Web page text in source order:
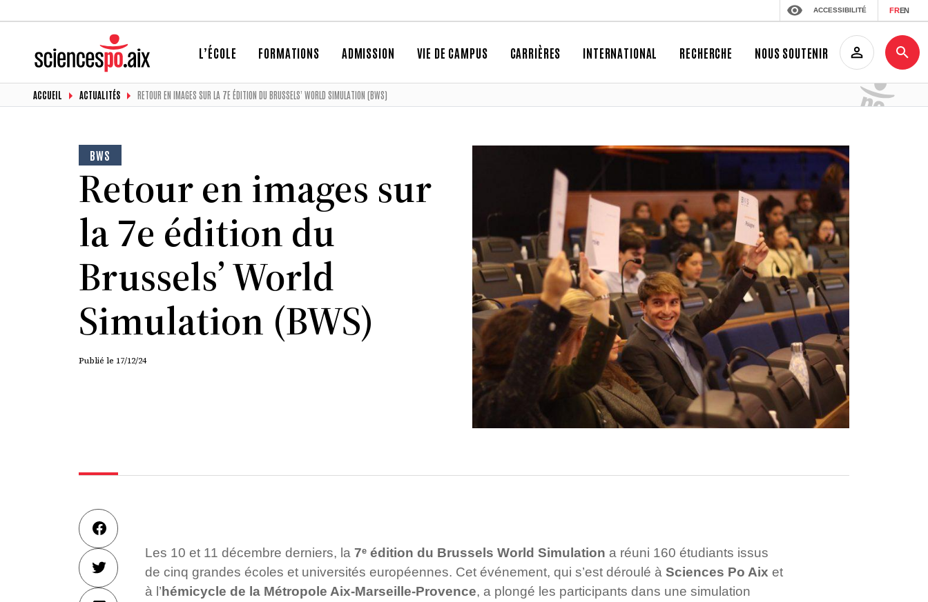
ACCESSIBILITÉ FREN
L’ÉCOLE FORMATIONS ADMISSION VIE DE CAMPUS CARRIÈRES INTERNATIONAL RECHERCHE NOUS SOUTENIR
ACCUEIL ACTUALITÉS RETOUR EN IMAGES SUR LA 7E ÉDITION DU BRUSSELS’ WORLD SIMULATION (BWS)
BWS
Retour en images sur
la 7e édition du
Brussels’ World
Simulation (BWS)
Publié le 17/12/24
Les 10 et 11 décembre derniers, la 7ᵉ édition du Brussels World Simulation a réuni 160 étudiants issus
de cinq grandes écoles et universités européennes. Cet événement, qui s’est déroulé à Sciences Po Aix et
à l’hémicycle de la Métropole Aix-Marseille-Provence, a plongé les participants dans une simulation